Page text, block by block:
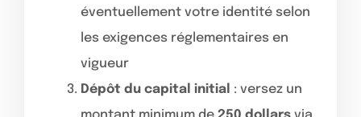
éventuellement votre identité selon
les exigences réglementaires en
vigueur
Dépôt du capital initial : versez un